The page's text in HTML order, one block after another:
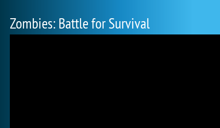
Zombies: Battle for Survival